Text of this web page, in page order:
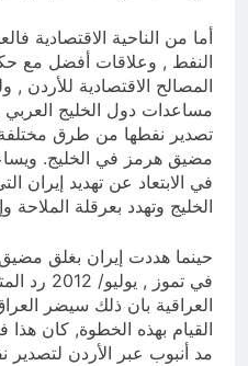
أما من الناحية الاقتصادية
النفط , وعلاقات أفضل مع
المصالح الاقتصادية للأردن ,
مساعدات دول الخليج العربي
تصدير نفطها من طرق
مضيق هرمز في الخليج.
في الابتعاد عن تهديد إيران
الخليج وتهدد بعرقلة
حينما هددت إيران بغلق
في تموز ,
يوليو/
العراقية بان ذلك سيضر
القيام بهذه الخطوة, كان
مد أنبوب عبر الأردن لتصدير